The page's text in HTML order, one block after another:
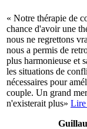
« Notre thérapie de
chance d'avoir une
nous ne regrettons
nous a permis de
plus harmonieuse et
les situations de
nécessaires pour
couple. Un grand
n'existerait plus» Lire